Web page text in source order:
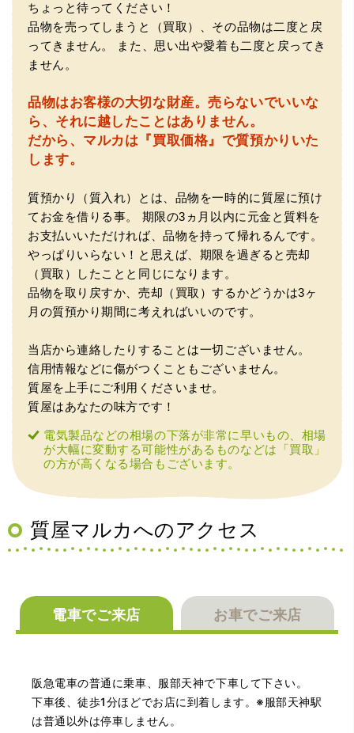
（大阪府東大阪市）ネットを見て安心できるお店であると
感じて飛び込みで訪問。飛びこみにも関わらず、とても親
切、丁ねいな対応をして頂き、思っていた以上の信用でき
るお店でした。満足いく金額で買い取って頂きました。あ
（兵庫県神戸市）別のお店でメール査定した際の1.5倍の金
額を提示いただけたので即決しました。楽器も安心してお
任せできそうです!
（大阪府大阪市）丁寧に査定していただいたうえ、商品保
管に関する知識も教えて頂けました。戻ってきた際には教
えていただいた通りに保管してみようと思います。
ちょっと待ってください！
品物を売ってしまうと（買取）、その品物は二度と戻
ってきません。
また、思い出や愛着も二度と戻ってき
ません。
品物はお客様の大切な財産。売らないでいいな
ら、それに越したことはありません。
だから、マルカは『買取価格』で質預かりいた
します。
質預かり（質入れ）とは、品物を一時的に質屋に預け
てお金を借りる事。
期限の3ヵ月以内に元金と質料を
お支払いいただければ、品物を持って帰れるんです。
やっぱりいらない！と思えば、期限を過ぎると売却
（買取）したことと同じになります。
品物を取り戻すか、売却（買取）するかどうかは3ヶ
月の質預かり期間に考えればいいのです。
当店から連絡したりすることは一切ございません。
信用情報などに傷がつくこともございません。
質屋を上手にご利用くださいませ。
質屋はあなたの味方です！
電気製品などの相場の下落が非常に早いもの、相場
が大幅に変動する可能性があるものなどは「買取」
の方が高くなる場合もございます。
質屋マルカへのアクセス
電車でご来店 お車でご来店
阪急電車の普通に乗車、服部天神で下車して下さい。
下車後、徒歩1分ほどでお店に到着します。※服部天神駅
は普通以外は停車しません。